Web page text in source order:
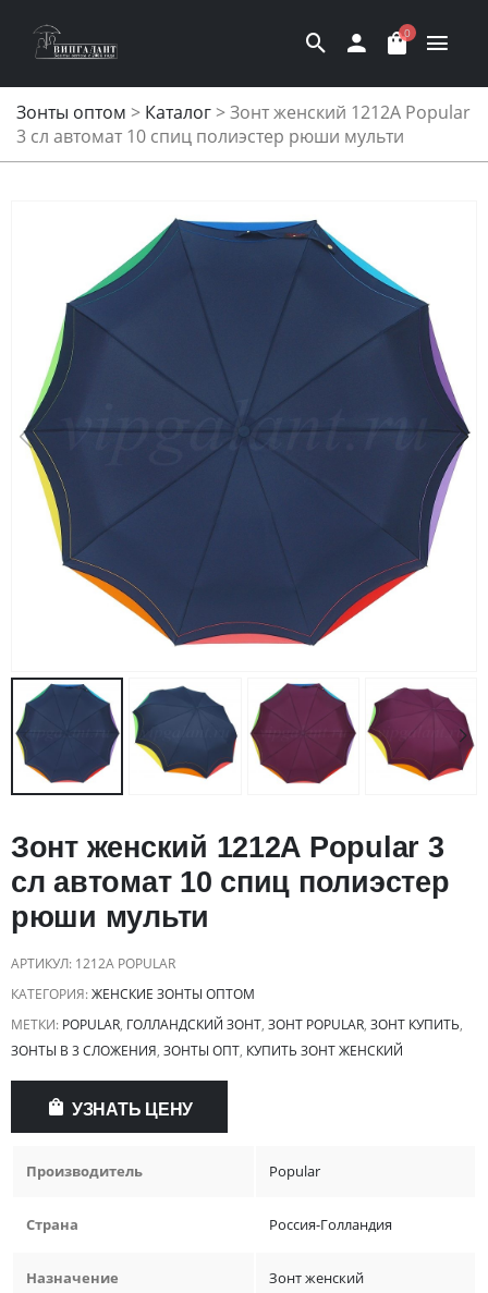
0
Зонты оптом > Каталог>Зонт женский 1212A Popular
3 сл автомат 10 спиц полиэстер рюши мульти
Зонт женский 1212A Popular 3
сл автомат 10 спиц полиэстер
рюши мульти
АРТИКУЛ: 1212A POPULAR
КАТЕГОРИЯ:ЖЕНСКИЕ ЗОНТЫ ОПТОМ
МЕТКИ: POPULAR, ГОЛЛАНДСКИЙ ЗОНТ, ЗОНТ POPULAR, ЗОНТ КУПИТЬ,
ЗОНТЫ В 3 СЛОЖЕНИЯ, ЗОНТЫ ОПТ, КУПИТЬ ЗОНТ ЖЕНСКИЙ
УЗНАТЬ ЦЕНУ
Производитель Popular
Страна Россия-Голландия
Назначение Зонт женский